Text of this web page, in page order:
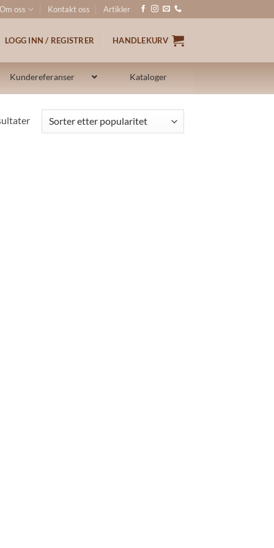
Om oss Kontakt oss Artikler
LOGG INN / REGISTRER HANDLEKURV
Kundereferanser Kataloger
Sortert
etter